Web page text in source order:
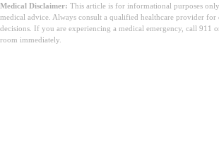
Medical Disclaimer: This article is for informational purposes
medical advice. Always consult a qualified healthcare provider for
decisions. If you are experiencing a medical emergency, call 911
room immediately.